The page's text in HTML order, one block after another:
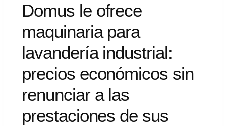
Domus le ofrece
maquinaria para
lavandería industrial:
precios económicos sin
renunciar a las
prestaciones de sus